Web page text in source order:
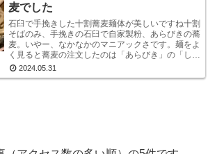
麦でした
石臼で手挽きした十割蕎麦麺体が美しいですね十割
そばのみ、手挽きの石臼で自家製粉、あらびきの蕎
麦。いやー、なかなかのマニアックさです。麺をよ
く見ると蕎麦の注文したのは「あらびき」の「しょ
うゆおろし」と「塩おろし」の二種です。温かい蕎
麦も選べる...
2024.05.31